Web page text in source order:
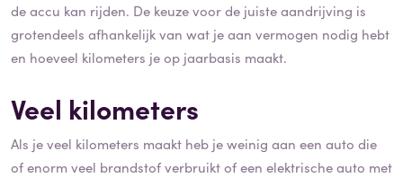
de accu kan rijden. De keuze voor de juiste aandrijving is
grotendeels afhankelijk van wat je aan vermogen nodig hebt
en hoeveel kilometers je op jaarbasis maakt.
Veel kilometers
Als je veel kilometers maakt heb je weinig aan een auto die
of enorm veel brandstof verbruikt of een elektrische auto met